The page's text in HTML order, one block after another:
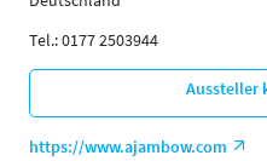
BGM-Verantwortliche |
Ergotherapeuten |
Sportwissenschaftler |
Gesundheitssport | Ärzte
Tel.: 0177 2503944
Aussteller
https://www.ajambow.com